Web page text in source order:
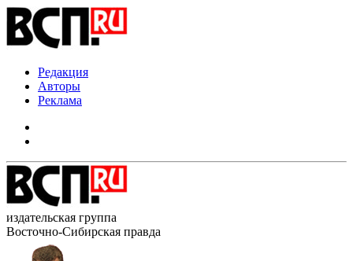
Редакция
Авторы
Реклама
издательская группа
Восточно-Сибирская правда